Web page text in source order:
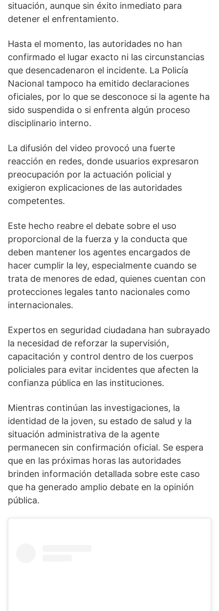
situación, aunque sin éxito inmediato para
detener el enfrentamiento.
Hasta el momento, las autoridades no han
confirmado el lugar exacto ni las circunstancias
que desencadenaron el incidente. La Policía
Nacional tampoco ha emitido declaraciones
oficiales, por lo que se desconoce si la agente ha
sido suspendida o si enfrenta algún proceso
disciplinario interno.
La difusión del video provocó una fuerte
reacción en redes, donde usuarios expresaron
preocupación por la actuación policial y
exigieron explicaciones de las autoridades
competentes.
Este hecho reabre el debate sobre el uso
proporcional de la fuerza y la conducta que
deben mantener los agentes encargados de
hacer cumplir la ley, especialmente cuando se
trata de menores de edad, quienes cuentan con
protecciones legales tanto nacionales como
internacionales.
Expertos en seguridad ciudadana han subrayado
la necesidad de reforzar la supervisión,
capacitación y control dentro de los cuerpos
policiales para evitar incidentes que afecten la
confianza pública en las instituciones.
Mientras continúan las investigaciones, la
identidad de la joven, su estado de salud y la
situación administrativa de la agente
permanecen sin confirmación oficial. Se espera
que en las próximas horas las autoridades
brinden información detallada sobre este caso
que ha generado amplio debate en la opinión
pública.